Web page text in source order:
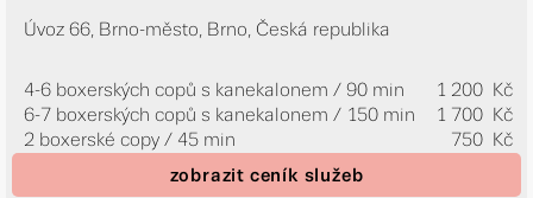
Úvoz 66, Brno-město, Brno, Česká republika
4-6 boxerských copů s kanekalonem / 90 min
1 200 Kč
6-7 boxerských copů s kanekalonem / 150 min
1 700 Kč
2 boxerské copy / 45 min
750 Kč
zobrazit ceník služeb